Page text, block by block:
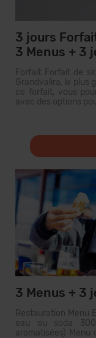
3 jours
3 Menus + 3
Forfait Forfait de
Grandvalira, le plus
ce forfait, vous
avec des options
3 Menus + 3
Restauration Menu
eau ou soda
aromatisées) Menu